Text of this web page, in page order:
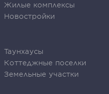
Жилые комплексы
Новостройки
Таунхаусы
Коттеджные поселки
Земельные участки